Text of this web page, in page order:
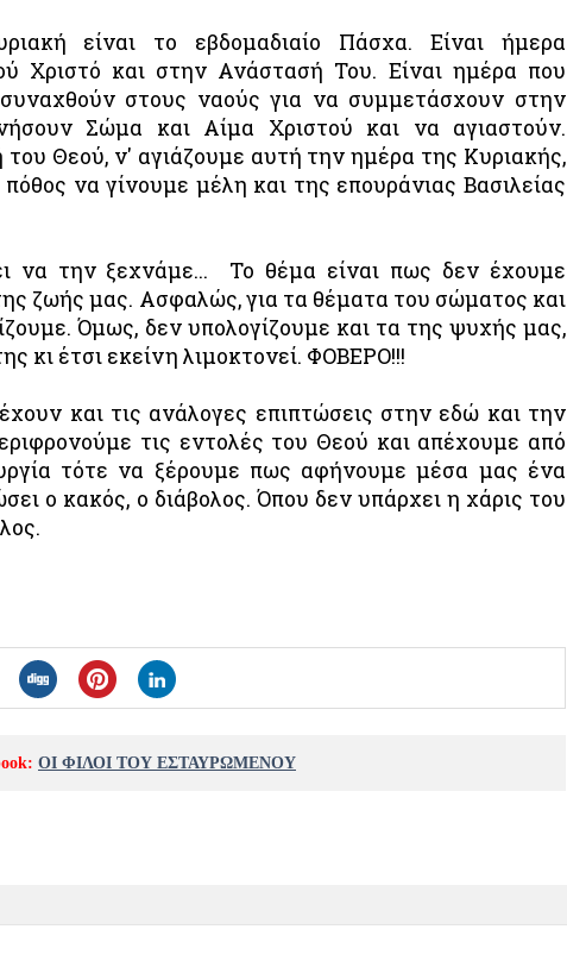
είναι το εβδομαδιαίο Πάσχα. Είναι ήμερα
Χριστό και στην Ανάστασή Του. Είναι ημέρα που
συναχθούν στους ναούς για να συμμετάσχουν στην
Σώμα και Αίμα Χριστού και να αγιαστούν.
του Θεού, ν' αγιάζουμε αυτή την ημέρα της Κυριακής,
να γίνουμε μέλη και της επουράνιας Βασιλείας
να την ξεχνάμε... Το θέμα είναι πως δεν έχουμε
ζωής μας. Ασφαλώς, για τα θέματα του σώματος και
Όμως, δεν υπολογίζουμε και τα της ψυχής μας,
κι έτσι εκείνη λιμοκτονεί. ΦΟΒΕΡΟ!!!
και τις ανάλογες επιπτώσεις στην εδώ και την
τις εντολές του Θεού και απέχουμε από
τότε να ξέρουμε πως αφήνουμε μέσα μας ένα
ο κακός, ο διάβολος. Όπου δεν υπάρχει η χάρις του
ΟΙ ΦΙΛΟΙ ΤΟΥ ΕΣΤΑΥΡΩΜΕΝΟΥ